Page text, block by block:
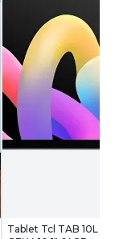
Tablet Tcl TAB 10L